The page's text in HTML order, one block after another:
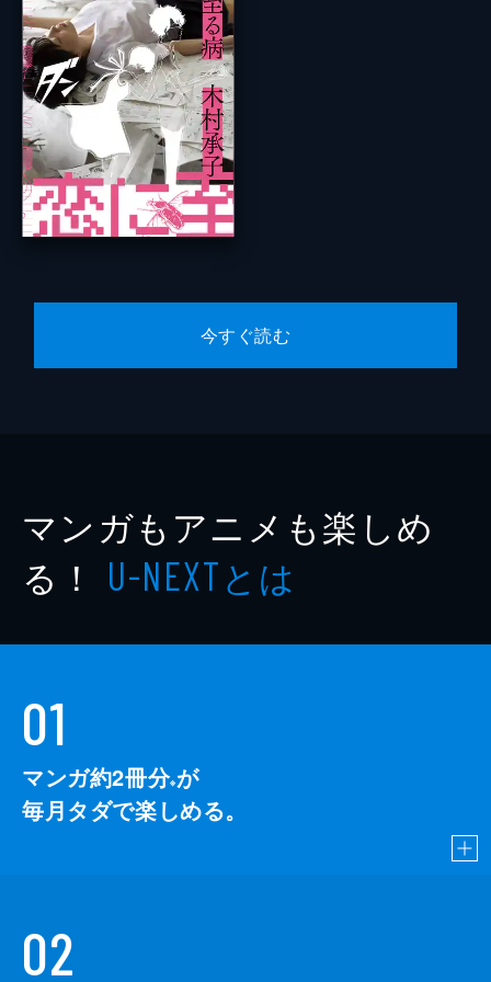
今すぐ読む
マンガもアニメも楽しめ
る！ U-NEXTとは
01
マンガ約2冊分※が
毎月タダで楽しめる。
02